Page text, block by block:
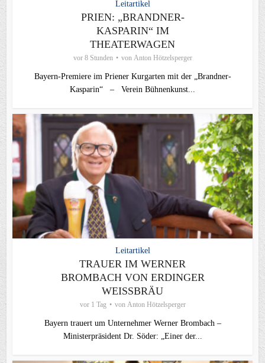
Leitartikel
PRIEN: „BRANDNER-
KASPARIN“ IM
THEATERWAGEN
vor 8 Stunden von Anton Hötzelsperger
Bayern-Premiere im Priener Kurgarten mit der „Brandner-
Kasparin“ – Verein Bühnenkunst...
Leitartikel
TRAUER IM WERNER
BROMBACH VON ERDINGER
WEISSBRÄU
vor 1 Tag von Anton Hötzelsperger
Bayern trauert um Unternehmer Werner Brombach –
Ministerpräsident Dr. Söder: „Einer der...